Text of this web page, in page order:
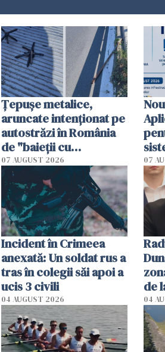
Țepușe metalice,
aruncate intenționat pe
autostrăzi în România
de "baieții cu
platforme": "Mi-au
cerut 1200 lei să mă
tracteze"
07 AUGUST 2026 07
Incident în Crimeea
anexată: Un soldat rus a
tras în colegii săi apoi a
ucis 3 civili
04 AUGUST 2026
de
cm
04